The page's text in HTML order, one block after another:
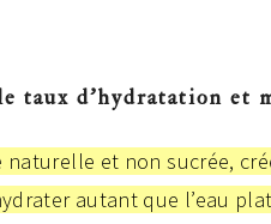
taux d’hydratation et
naturelle et non sucrée,
autant que l’eau